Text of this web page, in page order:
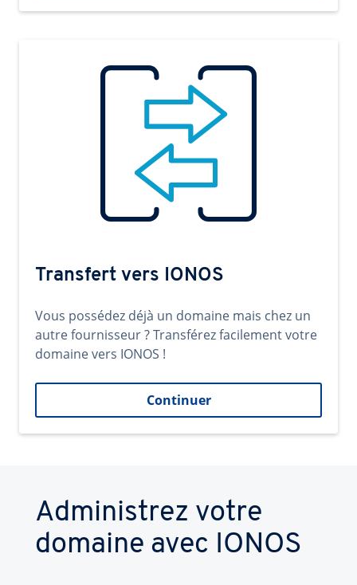
Transfert vers IONOS
Vous possédez déjà un domaine mais chez un
autre fournisseur ? Transférez facilement votre
domaine vers IONOS !
Continuer
Administrez votre
domaine avec IONOS